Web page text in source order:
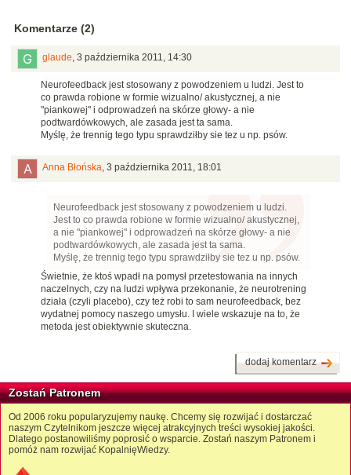
Komentarze (2)
glaude, 3 października 2011, 14:30
Neurofeedback jest stosowany z powodzeniem u ludzi. Jest to
co prawda robione w formie wizualno/ akustycznej, a nie
"piankowej" i odprowadzeń na skórze głowy- a nie
podtwardówkowych, ale zasada jest ta sama.
Myślę, że trennig tego typu sprawdziłby sie tez u np. psów.
Anna Błońska, 3 października 2011, 18:01
Neurofeedback jest stosowany z powodzeniem u ludzi.
Jest to co prawda robione w formie wizualno/ akustycznej,
a nie "piankowej" i odprowadzeń na skórze głowy- a nie
podtwardówkowych, ale zasada jest ta sama.
Myślę, że trennig tego typu sprawdziłby sie tez u np. psów.
Świetnie, że ktoś wpadł na pomysł przetestowania na innych
naczelnych, czy na ludzi wpływa przekonanie, że neurotrening
działa (czyli placebo), czy też robi to sam neurofeedback, bez
wydatnej pomocy naszego umysłu. I wiele wskazuje na to, że
metoda jest obiektywnie skuteczna.
dodaj komentarz
Zostań Patronem
Od 2006 roku popularyzujemy naukę. Chcemy się rozwijać i dostarczać
naszym Czytelnikom jeszcze więcej atrakcyjnych treści wysokiej jakości.
Dlatego postanowiliśmy poprosić o wsparcie. Zostań naszym Patronem i
pomóż nam rozwijać KopalnięWiedzy.